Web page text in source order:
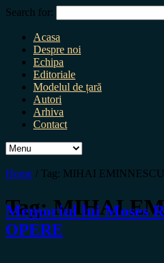
Search for:
Acasa
Despre noi
Echipa
Editoriale
Modelul de țară
Autori
Arhiva
Contact
Home / Tag: MIHAI EMINNESCU
Tag:MIHAI
Memoriul lui Moses
OPERE